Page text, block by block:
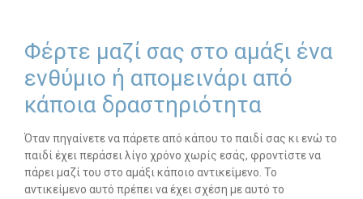
Φέρτε μαζί σας στο αμάξι ένα
ενθύμιο ή απομεινάρι από
κάποια δραστηριότητα
Όταν πηγαίνετε να πάρετε από κάπου το παιδί σας κι ενώ το
παιδί έχει περάσει λίγο χρόνο χωρίς εσάς, φροντίστε να
πάρει μαζί του στο αμάξι κάποιο αντικείμενο. Το
αντικείμενο αυτό πρέπει να έχει σχέση με αυτό το